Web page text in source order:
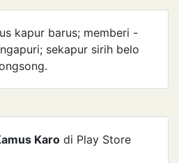
kapur barus; memberi -
sekapur sirih belo
Karo di Play Store